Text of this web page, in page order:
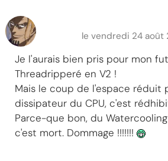
le vendredi 24 août
Je l'aurais bien pris pour mon
Threadripperé en V2 !
Mais le coup de l'espace réduit
dissipateur du CPU, c'est
Parce-que bon, du
c'est mort. Dommage !!!!!!!